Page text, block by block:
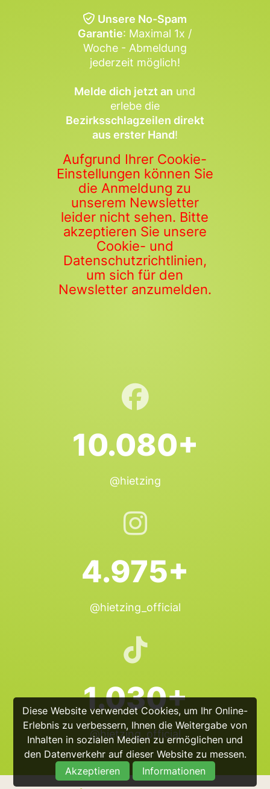
Diese Website verwendet Cookies, um Ihr Online-
Erlebnis zu verbessern, Ihnen die Weitergabe von
Inhalten in sozialen Medien zu ermöglichen und
den Datenverkehr auf dieser Website zu messen.
Akzeptieren
Informationen
Unsere No-Spam
Garantie: Maximal 1x /
Woche - Abmeldung
jederzeit möglich!
Melde dich jetzt an und
erlebe die
Bezirksschlagzeilen direkt
aus erster Hand!
Aufgrund Ihrer Cookie-
Einstellungen können Sie
die Anmeldung zu
unserem Newsletter
leider nicht sehen. Bitte
akzeptieren Sie unsere
Cookie- und
Datenschutzrichtlinien,
um sich für den
Newsletter anzumelden.
10.080+
@hietzing
4.975+
@hietzing_official
1.030+
@hietzing_official